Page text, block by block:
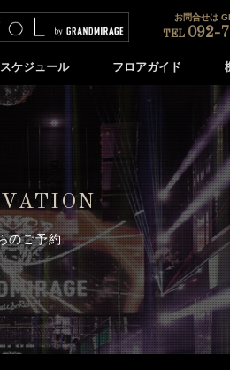
スケジュール フロアガイド
お問合せは
TEL 092-
のご予約